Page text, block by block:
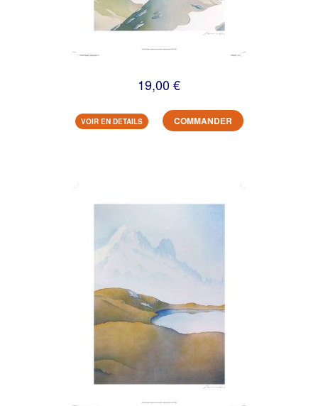
19,00 €
VOIR EN DETAILS COMMANDER